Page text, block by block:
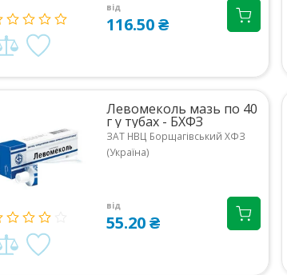
від
116.50 ₴
Левомеколь мазь по 40
г у тубах - БХФЗ
ЗАТ НВЦ Борщагівський ХФЗ
(Україна)
від
55.20 ₴